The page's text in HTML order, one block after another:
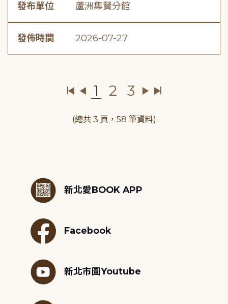
發布單位 蘆洲集賢分館
發佈時間 2026-07-27
1 2 3
(總共 3 頁，58 筆資料)
新北愛BOOK APP
Facebook
新北市圖Youtube